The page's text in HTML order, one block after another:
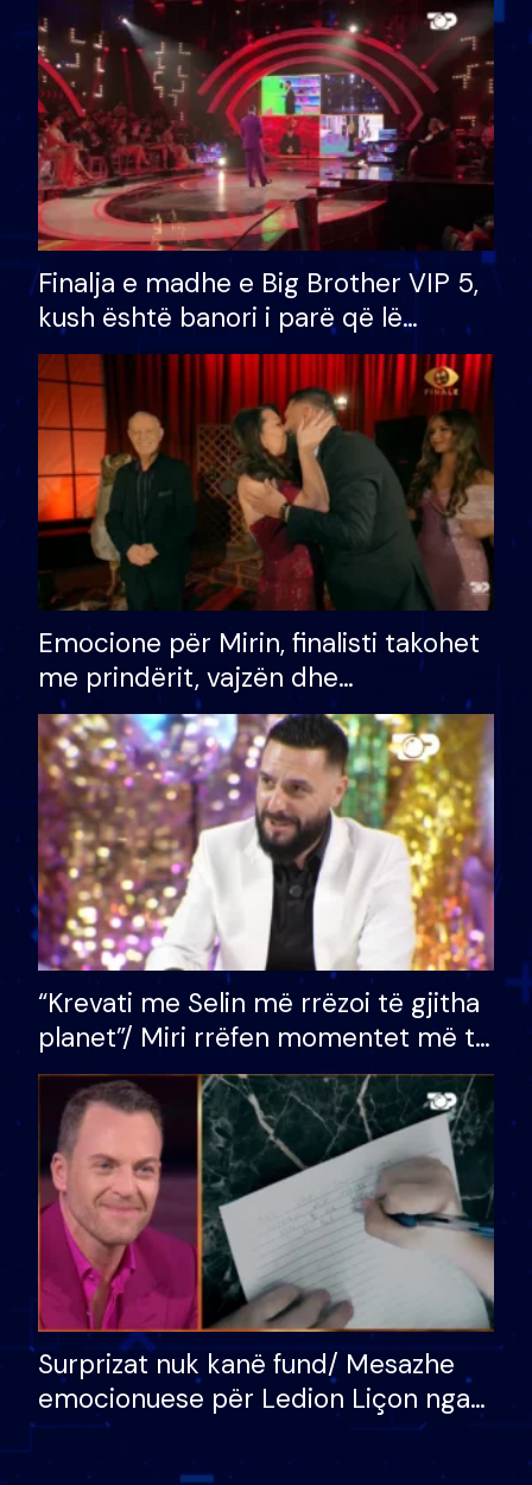
Finalja e madhe e Big Brother VIP 5,
kush është banori i parë që lë
shtëpinë dhe humb mundësinë për
të fituar çmimin e madh
Emocione për Mirin, finalisti takohet
me prindërit, vajzën dhe
bashkëshorten: S’kemi ndonjë letër
divorci apo jo?
“Krevati me Selin më rrëzoi të gjitha
planet”/ Miri rrëfen momentet më të
bukura në shtëpinë e BB VIP: Do më
mungojë zilja e mëngjesit kur…
Surprizat nuk kanë fund/ Mesazhe
emocionuese për Ledion Liçon nga
nëna dhe fëmijët e tij, moderatori
nuk i mban dot lotët: Nuk meritoj…